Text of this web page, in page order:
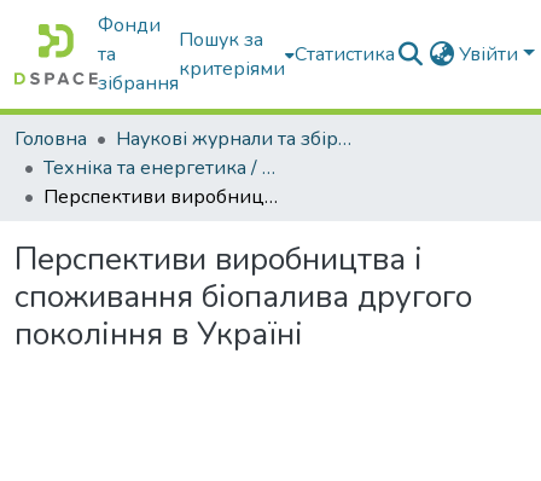
Фонди
та
зібрання
Пошук за
критеріями
Статистика Увійти
Головна
Наукові журнали та збірники видань
Техніка та енергетика / Machinery & Energetics
Перспективи виробництва і споживання біопалива другого покоління в Україні
Перспективи виробництва і
споживання біопалива другого
покоління в Україні